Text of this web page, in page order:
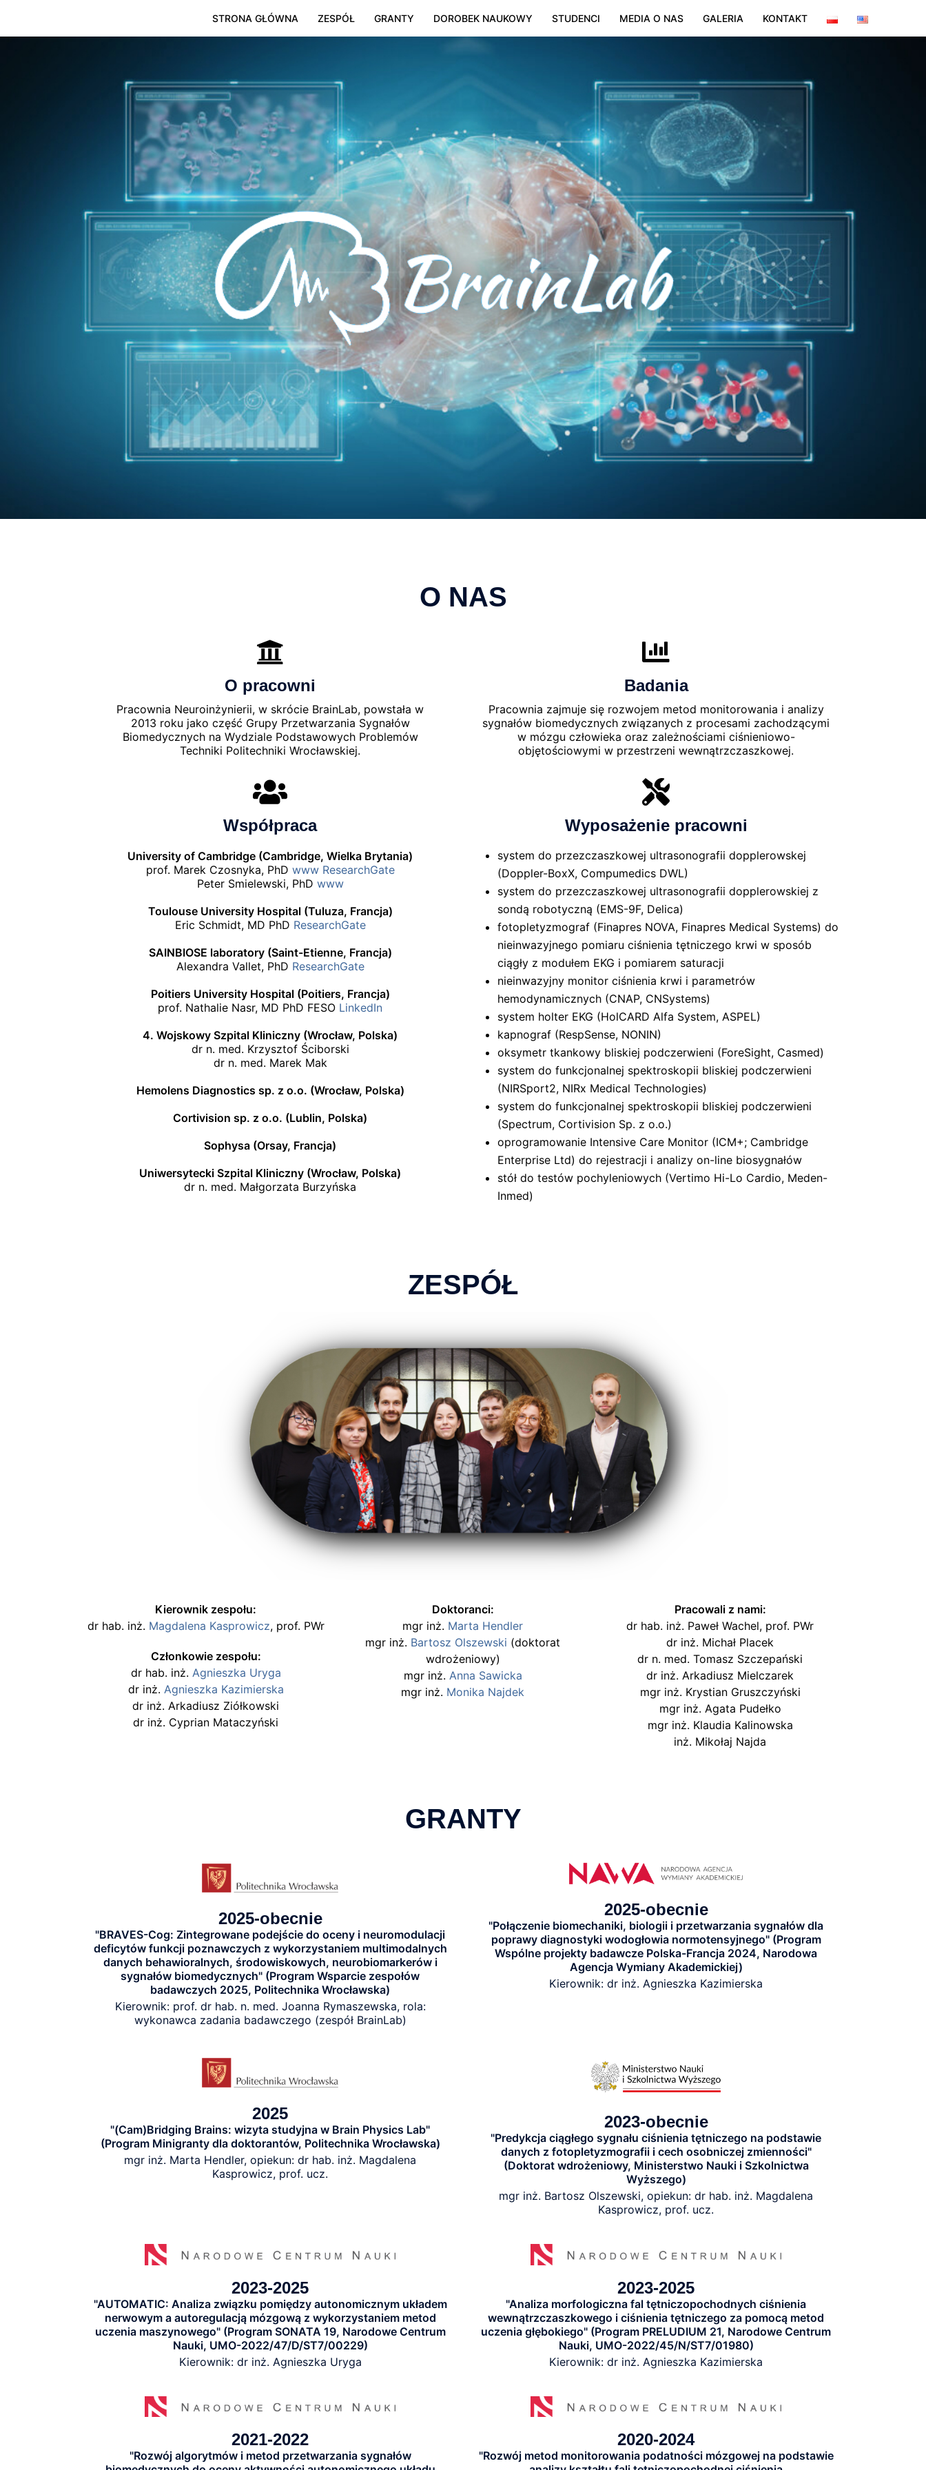
STRONA GŁÓWNA ZESPÓŁ GRANTY DOROBEK NAUKOWY STUDENCI MEDIA O NAS GALERIA KONTAKT
O NAS
O pracowni
Pracownia Neuroinżynierii, w skrócie BrainLab, powstała w
2013 roku jako część Grupy Przetwarzania Sygnałów
Biomedycznych na Wydziale Podstawowych Problemów
Techniki Politechniki Wrocławskiej.
Badania
Pracownia zajmuje się rozwojem metod monitorowania i analizy
sygnałów biomedycznych związanych z procesami zachodzącymi
w mózgu człowieka oraz zależnościami ciśnieniowo-
objętościowymi w przestrzeni wewnątrzczaszkowej.
Współpraca
University of Cambridge (Cambridge, Wielka Brytania)
prof. Marek Czosnyka, PhD www ResearchGate
Peter Smielewski, PhD www
Toulouse University Hospital (Tuluza, Francja)
Eric Schmidt, MD PhD ResearchGate
SAINBIOSE laboratory (Saint-Etienne, Francja)
Alexandra Vallet, PhD ResearchGate
Poitiers University Hospital (Poitiers, Francja)
prof. Nathalie Nasr, MD PhD FESO LinkedIn
4. Wojskowy Szpital Kliniczny (Wrocław, Polska)
dr n. med. Krzysztof Ściborski
dr n. med. Marek Mak
Hemolens Diagnostics sp. z o.o. (Wrocław, Polska)
Cortivision sp. z o.o. (Lublin, Polska)
Sophysa (Orsay, Francja)
Uniwersytecki Szpital Kliniczny (Wrocław, Polska)
dr n. med. Małgorzata Burzyńska
Wyposażenie pracowni
system do przezczaszkowej ultrasonografii dopplerowskej
(Doppler-BoxX, Compumedics DWL)
system do przezczaszkowej ultrasonografii dopplerowskiej z
sondą robotyczną (EMS-9F, Delica)
fotopletyzmograf (Finapres NOVA, Finapres Medical Systems) do
nieinwazyjnego pomiaru ciśnienia tętniczego krwi w sposób
ciągły z modułem EKG i pomiarem saturacji
nieinwazyjny monitor ciśnienia krwi i parametrów
hemodynamicznych (CNAP, CNSystems)
system holter EKG (HolCARD Alfa System, ASPEL)
kapnograf (RespSense, NONIN)
oksymetr tkankowy bliskiej podczerwieni (ForeSight, Casmed)
system do funkcjonalnej spektroskopii bliskiej podczerwieni
(NIRSport2, NIRx Medical Technologies)
system do funkcjonalnej spektroskopii bliskiej podczerwieni
(Spectrum, Cortivision Sp. z o.o.)
oprogramowanie Intensive Care Monitor (ICM+; Cambridge
Enterprise Ltd) do rejestracji i analizy on-line biosygnałów
stół do testów pochyleniowych (Vertimo Hi-Lo Cardio, Meden-
Inmed)
ZESPÓŁ
Kierownik zespołu:
dr hab. inż. Magdalena Kasprowicz, prof. PWr
Członkowie zespołu:
dr hab. inż. Agnieszka Uryga
dr inż. Agnieszka Kazimierska
dr inż. Arkadiusz Ziółkowski
dr inż. Cyprian Mataczyński
Doktoranci:
mgr inż. Marta Hendler
mgr inż. Bartosz Olszewski (doktorat
wdrożeniowy)
mgr inż. Anna Sawicka
mgr inż. Monika Najdek
Pracowali z nami:
dr hab. inż. Paweł Wachel, prof. PWr
dr inż. Michał Placek
dr n. med. Tomasz Szczepański
dr inż. Arkadiusz Mielczarek
mgr inż. Krystian Gruszczyński
mgr inż. Agata Pudełko
mgr inż. Klaudia Kalinowska
inż. Mikołaj Najda
GRANTY
2025-obecnie
"BRAVES-Cog: Zintegrowane podejście do oceny i neuromodulacji
deficytów funkcji poznawczych z wykorzystaniem multimodalnych
danych behawioralnych, środowiskowych, neurobiomarkerów i
sygnałów biomedycznych" (Program Wsparcie zespołów
badawczych 2025, Politechnika Wrocławska)
Kierownik: prof. dr hab. n. med. Joanna Rymaszewska, rola:
wykonawca zadania badawczego (zespół BrainLab)
2025-obecnie
"Połączenie biomechaniki, biologii i przetwarzania sygnałów dla
poprawy diagnostyki wodogłowia normotensyjnego" (Program
Wspólne projekty badawcze Polska-Francja 2024, Narodowa
Agencja Wymiany Akademickiej)
Kierownik: dr inż. Agnieszka Kazimierska
2025
"(Cam)Bridging Brains: wizyta studyjna w Brain Physics Lab"
(Program Minigranty dla doktorantów, Politechnika Wrocławska)
mgr inż. Marta Hendler, opiekun: dr hab. inż. Magdalena
Kasprowicz, prof. ucz.
2023-obecnie
"Predykcja ciągłego sygnału ciśnienia tętniczego na podstawie
danych z fotopletyzmografii i cech osobniczej zmienności"
(Doktorat wdrożeniowy, Ministerstwo Nauki i Szkolnictwa
Wyższego)
mgr inż. Bartosz Olszewski, opiekun: dr hab. inż. Magdalena
Kasprowicz, prof. ucz.
2023-2025
"AUTOMATIC: Analiza związku pomiędzy autonomicznym układem
nerwowym a autoregulacją mózgową z wykorzystaniem metod
uczenia maszynowego" (Program SONATA 19, Narodowe Centrum
Nauki, UMO-2022/47/D/ST7/00229)
Kierownik: dr inż. Agnieszka Uryga
2023-2025
"Analiza morfologiczna fal tętniczopochodnych ciśnienia
wewnątrzczaszkowego i ciśnienia tętniczego za pomocą metod
uczenia głębokiego" (Program PRELUDIUM 21, Narodowe Centrum
Nauki, UMO-2022/45/N/ST7/01980)
Kierownik: dr inż. Agnieszka Kazimierska
2021-2022
"Rozwój algorytmów i metod przetwarzania sygnałów
2020-2024
"Rozwój metod monitorowania podatności mózgowej na podstawie